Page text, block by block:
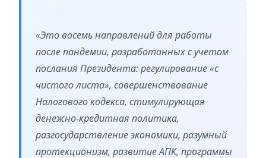
«Это восемь направлений для работы
после пандемии, разработанных с учетом
послания Президента: регулирование «с
чистого листа», совершенствование
Налогового кодекса, стимулирующая
денежно-кредитная политика,
разгосударствление экономики, разумный
протекционизм, развитие АПК, программы